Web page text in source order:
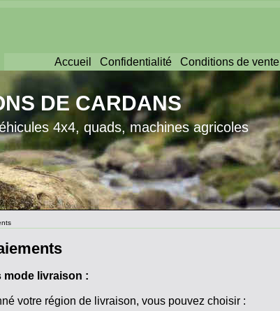
DE CARDANS
4x4, quads, machines agricoles
Accueil Confidentialité Conditions de vente
mode livraison :
votre région de livraison, vous pouvez choisir :